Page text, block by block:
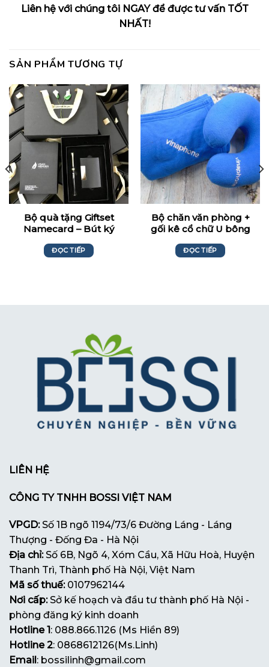
Liên hệ với chúng tôi NGAY để được tư vấn TỐT
NHẤT!
SẢN PHẨM TƯƠNG TỰ
Bộ quà tặng Giftset
Namecard – Bút ký
ĐỌC TIẾP
Bộ chăn văn phòng +
gối kê cổ chữ U bông
Vinaphone
ĐỌC TIẾP
LIÊN HỆ
CÔNG TY TNHH BOSSI VIỆT NAM
VPGD:Số 1B ngõ 1194/73/6 Đường Láng - Láng
Thượng - Đống Đa - Hà Nội
Địa chỉ:Số 6B, Ngõ 4, Xóm Cầu, Xã Hữu Hoà, Huyện
Thanh Trì, Thành phố Hà Nội, Việt Nam
Mã số thuế:0107962144
Nơi cấp:Sở kế hoạch và đầu tư thành phố Hà Nội -
phòng đăng ký kinh doanh
Hotline 1 : 088.866.1126 (Ms Hiền 89)
Hotline 2: 0868612126(Ms.Linh)
Email : bossilinh@gmail.com